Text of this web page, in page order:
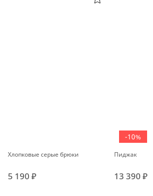
Хлопковые серые брюки
5 190 ₽
-10%
Пиджак
13 390 ₽